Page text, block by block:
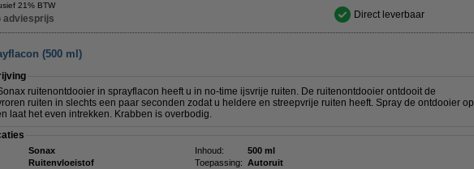
21% BTW
adviesprijs Direct leverbaar
(500 ml)
ruitenontdooier in sprayflacon heeft u in no-time ijsvrije ruiten. De ruitenontdooier ontdooit de
ruiten in slechts een paar seconden zodat u heldere en streepvrije ruiten heeft. Spray de ontdooier op
laat het even intrekken. Krabben is overbodig.
Sonax Inhoud:
500 ml
Ruitenvloeistof Toepassing: Autoruit